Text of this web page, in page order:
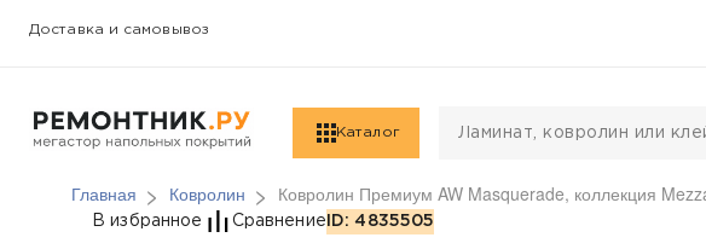
Доставка и самовывоз
Каталог
Главная Ковролин Ковролин Премиум AW Masquerade, коллекция
Ковролин Премиум AW
В избранное Сравнение ID: 4835505